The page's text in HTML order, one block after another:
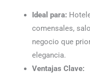
Ideal para:
comensales,
negocio que
elegancia.
Ventajas Clave: